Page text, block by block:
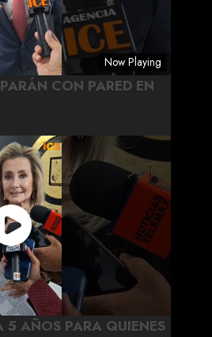
Now Playing
CON PARED EN
5 AÑOS PARA QUIENES